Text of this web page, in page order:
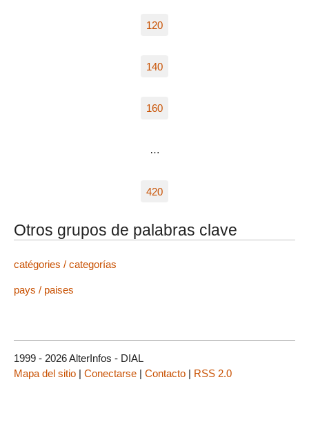
120
140
160
…
420
Otros grupos de palabras clave
catégories / categorías
pays / paises
1999 - 2026 AlterInfos - DIAL
Mapa del sitio | Conectarse | Contacto | RSS 2.0